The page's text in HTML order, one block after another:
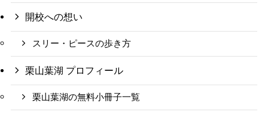
開校への想い
スリー・ピースの歩き方
栗山葉湖 プロフィール
栗山葉湖の無料小冊子一覧